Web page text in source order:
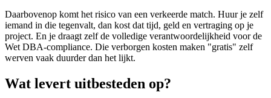
Daarbovenop komt het risico van een verkeerde match. Huur je zelf
iemand in die tegenvalt, dan kost dat tijd, geld en vertraging op je
project. En je draagt zelf de volledige verantwoordelijkheid voor de
Wet DBA-compliance. Die verborgen kosten maken "gratis" zelf
werven vaak duurder dan het lijkt.
Wat levert uitbesteden op?